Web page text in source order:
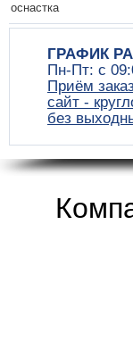
оснастка
ГРАФИК
Пн-Пт: c
Приём
сайт -
без